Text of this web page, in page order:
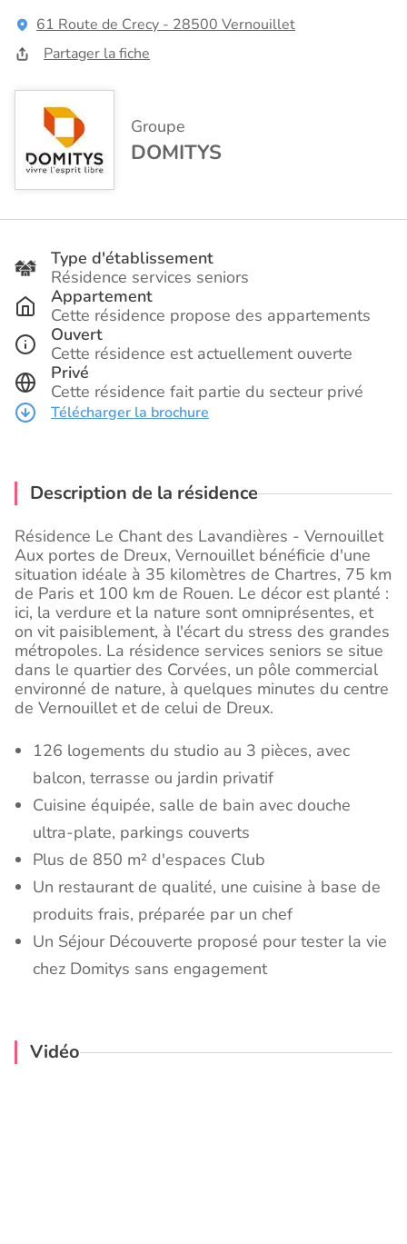
61 Route de Crecy - 28500 Vernouillet
Partager la fiche
Groupe
DOMITYS
Type d'établissement
Résidence services seniors
Appartement
Cette résidence propose des appartements
Ouvert
Cette résidence est actuellement ouverte
Privé
Cette résidence fait partie du secteur privé
Télécharger la brochure
Description de la résidence
Résidence Le Chant des Lavandières - Vernouillet
Aux portes de Dreux, Vernouillet bénéficie d'une
situation idéale à 35 kilomètres de Chartres, 75 km
de Paris et 100 km de Rouen. Le décor est planté :
ici, la verdure et la nature sont omniprésentes, et
on vit paisiblement, à l'écart du stress des grandes
métropoles. La résidence services seniors se situe
dans le quartier des Corvées, un pôle commercial
environné de nature, à quelques minutes du centre
de Vernouillet et de celui de Dreux.
126 logements du studio au 3 pièces, avec
balcon, terrasse ou jardin privatif
Cuisine équipée, salle de bain avec douche
ultra-plate, parkings couverts
Plus de 850 m² d'espaces Club
Un restaurant de qualité, une cuisine à base de
produits frais, préparée par un chef
Un Séjour Découverte proposé pour tester la vie
chez Domitys sans engagement
Vidéo